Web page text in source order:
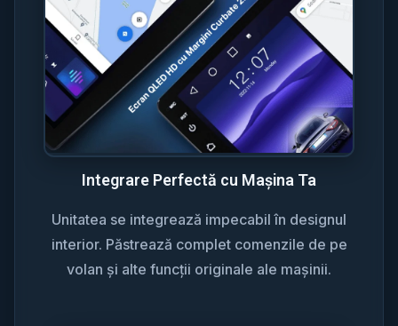
Integrare Perfectă cu Mașina Ta
Unitatea se integrează impecabil în designul
interior. Păstrează complet comenzile de pe
volan și alte funcții originale ale mașinii.